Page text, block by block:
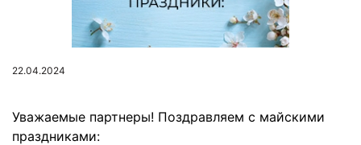
Оборудование и стенды
Кольца баскетбольные
22.04.2024
Уважаемые партнеры! Поздравляем с майскими
праздниками: